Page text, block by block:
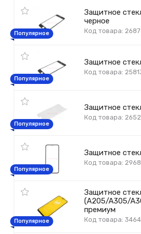
Защитное
черное
Код товара:
Популярное
Защитное
Код товара:
Популярное
Защитное
Код товара:
Популярное
Защитное
Код товара:
Популярное
Защитное
(A205/A305/
премиум
Код товара:
Популярное